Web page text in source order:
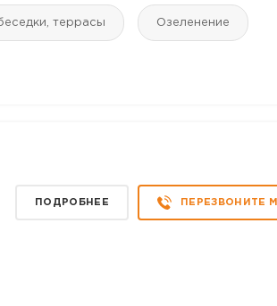
террасы Озеленение
ПОДРОБНЕЕ ПЕРЕЗВОНИТЕ